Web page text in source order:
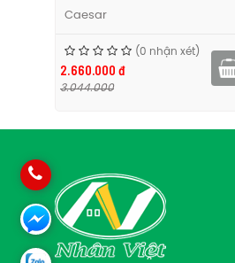
Caesar
(0 nhận xét)
2.660.000 đ
3.044.000